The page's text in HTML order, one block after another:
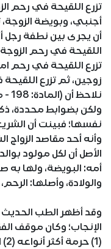
أن يجرى بين نطفة رجل
زوجين، ثم تزرع
ولكن بضوابط محددة،
نفسها؛ فبينت أن
وأنه أحد مقاصد الزواج
الأصل أن لكل مولود
أمه: البويضة، ولها
والولادة، وأصلها:
وقد أظهر الطب الحديث
الإنجاب؛ وكان موقف